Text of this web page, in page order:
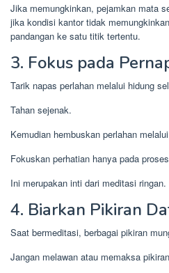
Jika memungkinkan, pejamkan mata
jika kondisi kantor tidak
pandangan ke satu titik tertentu.
3. Fokus pada
Tarik napas perlahan melalui hidung
Tahan sejenak.
Kemudian hembuskan perlahan
Fokuskan perhatian hanya pada
Ini merupakan inti dari meditasi ringan.
4. Biarkan Pikiran
Saat bermeditasi, berbagai pikiran
Jangan melawan atau memaksa